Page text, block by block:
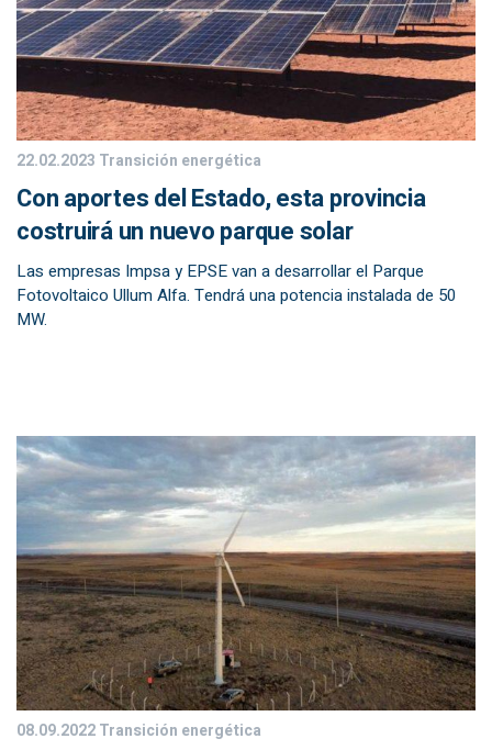
22.02.2023 Transición energética
Con aportes del Estado, esta provincia
costruirá un nuevo parque solar
Las empresas Impsa y EPSE van a desarrollar el Parque
Fotovoltaico Ullum Alfa. Tendrá una potencia instalada de 50
MW.
08.09.2022Transición energética